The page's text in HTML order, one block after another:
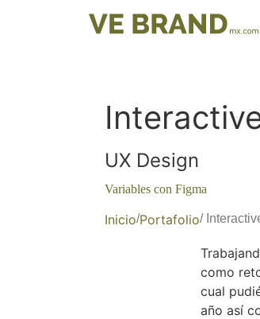
UX Design
Variables con Figma
Inicio/Portafolio/
como
cual
año así